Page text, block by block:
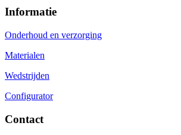
Informatie
Onderhoud en verzorging
Materialen
Wedstrijden
Configurator
Contact